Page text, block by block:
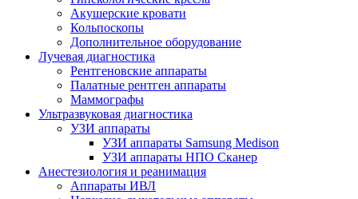
Акушерские кровати
Кольпоскопы
Дополнительное оборудование
Лучевая диагностика
Рентгеновские аппараты
Палатные рентген аппараты
Маммографы
Ультразвуковая диагностика
УЗИ аппараты
УЗИ аппараты Samsung Medison
УЗИ аппараты НПО Сканер
Анестезиология и реанимация
Аппараты ИВЛ